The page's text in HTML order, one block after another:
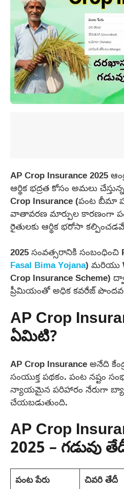
AP Crop Insurance 2025
ఆర్థిక భద్రత కోసం అమలు
Crop Insurance (పంట బీమా
వాతావరణ మార్పుల కారణంగా
రైతులకు ఆర్థిక భరోసా
2025 సంవత్సరానికి సంబంధించి
Fasal Bima Yojana) మరియు
Crop Insurance Scheme)
ప్రీమియంతో అధిక కవరేజ్
AP Crop
ఏమిటి?
AP Crop Insurance అనేది
సంయుక్త పథకం. పంట నష్టం
న్యాయమైన పరిహారం నేరుగా
చేయబడుతుంది.
AP Crop
2025 – గడువు
పంట పేరు చివరి తేదీ